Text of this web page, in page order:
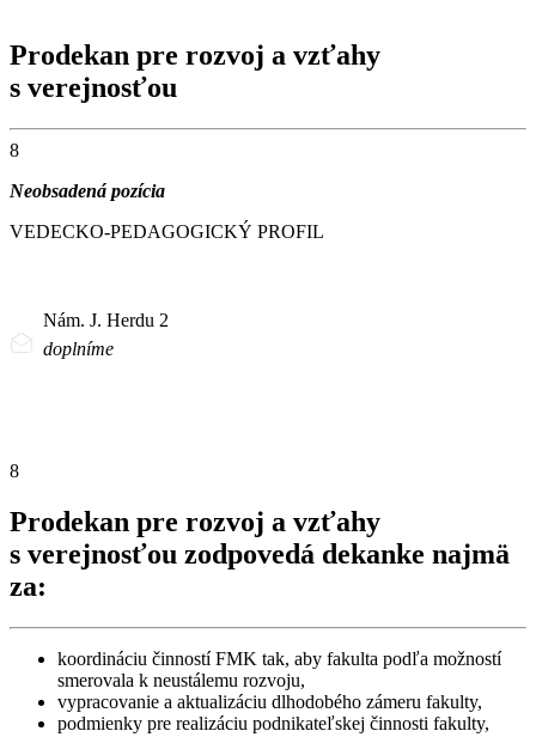
Prodekan pre rozvoj a vzťahy
s verejnosťou
8
Neobsadená pozícia
VEDECKO-PEDAGOGICKÝ PROFIL
Nám. J. Herdu 2
doplníme
8
Prodekan pre rozvoj a vzťahy
s verejnosťou zodpovedá dekanke najmä
za:
koordináciu činností FMK tak, aby fakulta podľa možností
smerovala k neustálemu rozvoju,
vypracovanie a aktualizáciu dlhodobého zámeru fakulty,
podmienky pre realizáciu podnikateľskej činnosti fakulty,